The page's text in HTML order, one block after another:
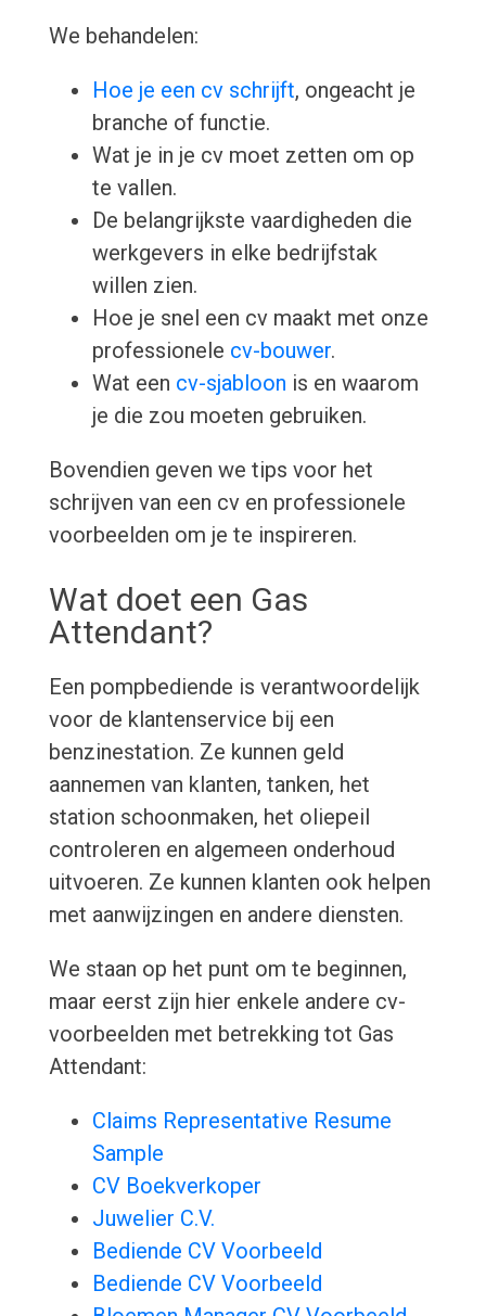
We behandelen:
Hoe je een cv schrijft, ongeacht je
branche of functie.
Wat je in je cv moet zetten om op
te vallen.
De belangrijkste vaardigheden die
werkgevers in elke bedrijfstak
willen zien.
Hoe je snel een cv maakt met onze
professionele cv-bouwer.
Wat een cv-sjabloon is en waarom
je die zou moeten gebruiken.
Bovendien geven we tips voor het
schrijven van een cv en professionele
voorbeelden om je te inspireren.
Wat doet een Gas
Attendant?
Een pompbediende is verantwoordelijk
voor de klantenservice bij een
benzinestation. Ze kunnen geld
aannemen van klanten, tanken, het
station schoonmaken, het oliepeil
controleren en algemeen onderhoud
uitvoeren. Ze kunnen klanten ook helpen
met aanwijzingen en andere diensten.
We staan op het punt om te beginnen,
maar eerst zijn hier enkele andere cv-
voorbeelden met betrekking tot Gas
Attendant:
Claims Representative Resume
Sample
CV Boekverkoper
Juwelier C.V.
Bediende CV Voorbeeld
Bediende CV Voorbeeld